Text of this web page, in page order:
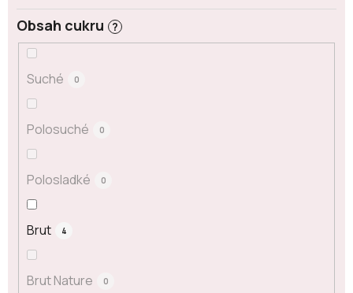
Obsah cukru ?
Suché 0
Polosuché 0
Polosladké 0
Brut 4
Brut Nature 0